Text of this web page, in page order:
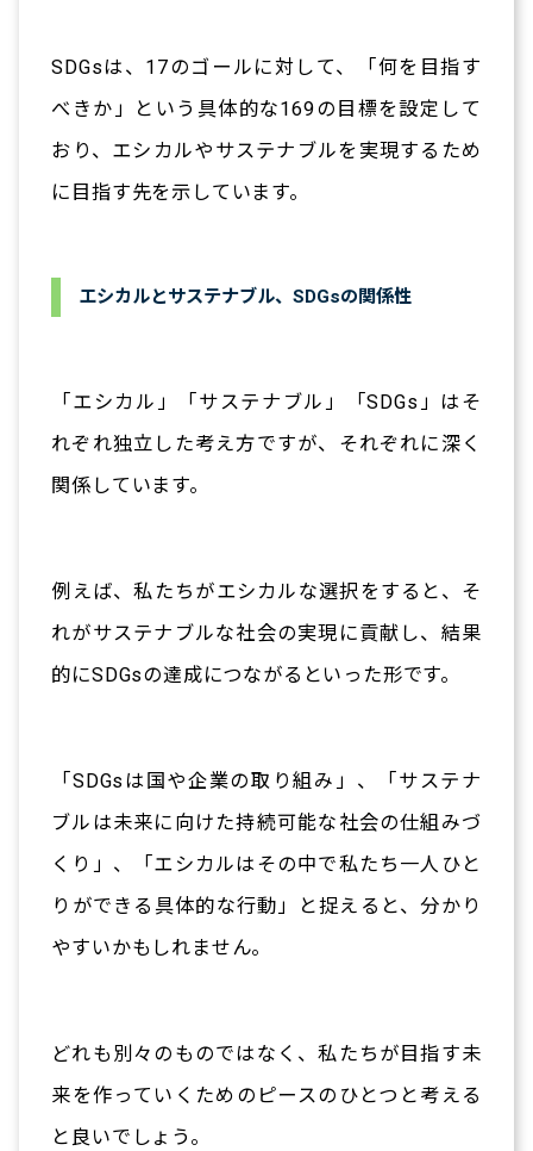
SDGsは、17のゴールに対して、「何を目指す
べきか」という具体的な169の目標を設定して
おり、エシカルやサステナブルを実現するため
に目指す先を示しています。
エシカルとサステナブル、SDGsの関係性
「エシカル」「サステナブル」「SDGs」はそ
れぞれ独立した考え方ですが、それぞれに深く
関係しています。
例えば、私たちがエシカルな選択をすると、そ
れがサステナブルな社会の実現に貢献し、結果
的にSDGsの達成につながるといった形です。
「SDGsは国や企業の取り組み」、「サステナ
ブルは未来に向けた持続可能な社会の仕組みづ
くり」、「エシカルはその中で私たち一人ひと
りができる具体的な行動」と捉えると、分かり
やすいかもしれません。
どれも別々のものではなく、私たちが目指す未
来を作っていくためのピースのひとつと考える
と良いでしょう。